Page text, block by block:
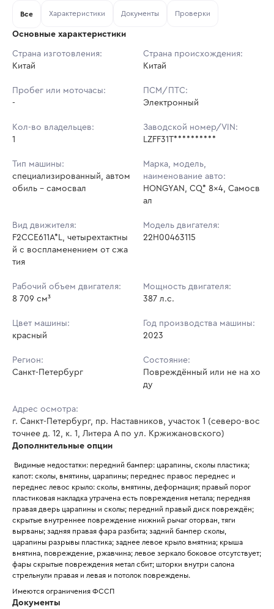
Тип аукциона: Открытые торги
Шаг торгов: 23 022 ₽
Кол-во ставок:
Ставок не найдено
в аукционах
Все Характеристики Документы Проверки
Основные характеристики
Страна изготовления:
Китай
Страна происхождения:
Китай
Пробег или моточасы:
-
ПСМ/ПТС:
Электронный
Кол-во владельцев:
1
Заводской номер/VIN:
LZFF31T**********
Тип машины:
специализированный, автом
обиль - самосвал
Марка, модель,
наименование авто:
HONGYAN, CQ* 8x4, Самосв
ал
Вид движителя:
F2CCE611A*L, четырехтактны
й с воспламенением от сжа
тия
Модель двигателя:
22H00463115
Рабочий объем двигателя:
8 709 см³
Мощность двигателя:
387 л.с.
Цвет машины:
красный
Год производства машины:
2023
Регион:
Санкт-Петербург
Состояние:
Повреждённый или не на хо
ду
Адрес осмотра:
г. Санкт-Петербург, пр. Наставников, участок 1 (северо-вос
точнее д. 12, к. 1, Литера А по ул. Кржижановского)
Дополнительные опции
капот: сколы, вмятины, царапины; переднес правос переднес и
переднес левос крыло: сколы, вмятины, деформация; правый порог
пластиковая накладка утрачена есть повреждения метала; передняя
правая дверь царапины и сколы; передний правый диск повреждён;
скрытые внутреннее повреждение нижний рычаг оторван, тяги
вырваны; задняя правая фара разбита; задний бампер сколы,
царапины разрывы пластика; заднее левое крыло вмятниа; крыша
вмятина, повреждение, ржавчина; левое зеркало боковое отсутствует;
фары скрытые повреждения метал сбит; шторки внутри салона
стрельнули правая и левая и потолок повреждены.
Имеются ограничения ФССП
Документы